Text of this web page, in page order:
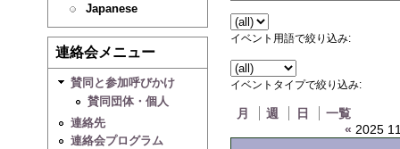
Japanese
連絡会メニュー
賛同と参加呼びかけ
賛同団体・個人
連絡先
連絡会プログラム
イベント用語で絞り込み:
イベントタイプで絞り込み:
月 週 日
一覧
« 2025